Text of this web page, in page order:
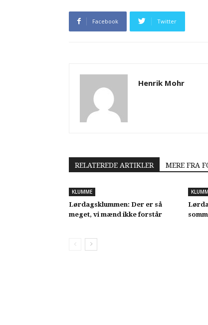
Facebook Twitter
Henrik Mohr
RELATEREDE ARTIKLER MERE FRA
KLUMME
Lørdagsklummen: Der er så
meget, vi mænd ikke forstår